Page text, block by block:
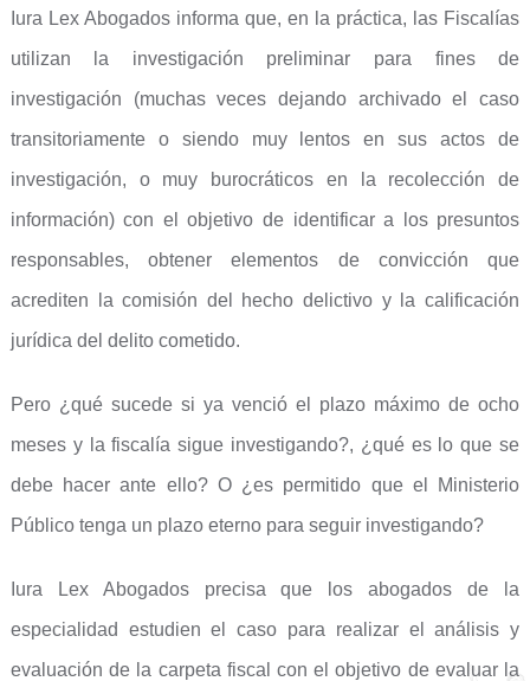
Iura Lex Abogados informa que, en la práctica, las Fiscalías
utilizan la investigación preliminar para fines de
investigación (muchas veces dejando archivado el caso
transitoriamente o siendo muy lentos en sus actos de
investigación, o muy burocráticos en la recolección de
información) con el objetivo de identificar a los presuntos
responsables, obtener elementos de convicción que
acrediten la comisión del hecho delictivo y la calificación
jurídica del delito cometido.
Pero ¿qué sucede si ya venció el plazo máximo de ocho
meses y la fiscalía sigue investigando?, ¿qué es lo que se
debe hacer ante ello? O ¿es permitido que el Ministerio
Público tenga un plazo eterno para seguir investigando?
Iura Lex Abogados precisa que los abogados de la
especialidad estudien el caso para realizar el análisis y
evaluación de la carpeta fiscal con el objetivo de evaluar la